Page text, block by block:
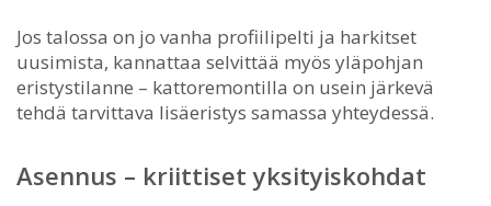
Jos talossa on jo vanha profiilipelti ja harkitset
uusimista, kannattaa selvittää myös yläpohjan
eristystilanne – kattoremontilla on usein järkevä
tehdä tarvittava lisäeristys samassa yhteydessä.
Asennus – kriittiset yksityiskohdat